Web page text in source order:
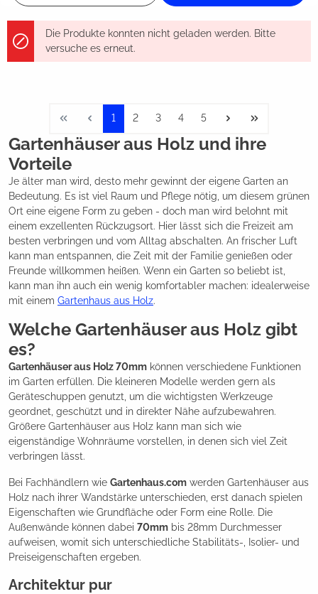
Die Produkte konnten nicht geladen werden. Bitte
versuche es erneut.
1 2 3 4 5
Gartenhäuser aus Holz und ihre
Vorteile
Je älter man wird, desto mehr gewinnt der eigene Garten an
Bedeutung. Es ist viel Raum und Pflege nötig, um diesem grünen
Ort eine eigene Form zu geben - doch man wird belohnt mit
einem exzellenten Rückzugsort. Hier lässt sich die Freizeit am
besten verbringen und vom Alltag abschalten. An frischer Luft
kann man entspannen, die Zeit mit der Familie genießen oder
Freunde willkommen heißen. Wenn ein Garten so beliebt ist,
kann man ihn auch ein wenig komfortabler machen: idealerweise
mit einem Gartenhaus aus Holz.
Welche Gartenhäuser aus Holz gibt
es?
Gartenhäuser aus Holz 70mm können verschiedene Funktionen
im Garten erfüllen. Die kleineren Modelle werden gern als
Geräteschuppen genutzt, um die wichtigsten Werkzeuge
geordnet, geschützt und in direkter Nähe aufzubewahren.
Größere Gartenhäuser aus Holz kann man sich wie
eigenständige Wohnräume vorstellen, in denen sich viel Zeit
verbringen lässt.
Bei Fachhändlern wie Gartenhaus.com werden Gartenhäuser aus
Holz nach ihrer Wandstärke unterschieden, erst danach spielen
Eigenschaften wie Grundfläche oder Form eine Rolle. Die
Außenwände können dabei 70mm bis 28mm Durchmesser
aufweisen, womit sich unterschiedliche Stabilitäts-, Isolier- und
Preiseigenschaften ergeben.
Architektur pur